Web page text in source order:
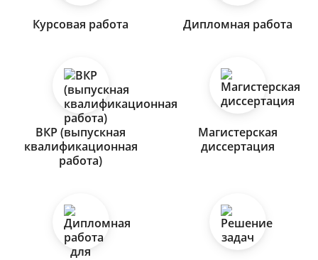
Курсовая работа Дипломная работа
ВКР (выпускная
квалификационная
работа)
Магистерская
диссертация